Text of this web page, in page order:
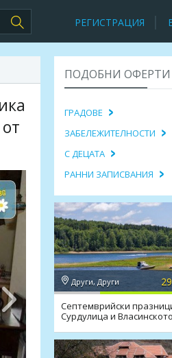
РЕГИСТРАЦИЯ
ПОДОБНИ ОФЕРТИ
ГРАДОВЕ
ЗАБЕЛЕЖИТЕЛНОСТИ
С ДЕЦАТА
РАННИ ЗАПИСВАНИЯ
Други, Други
Септемврийски
Сурдулица и